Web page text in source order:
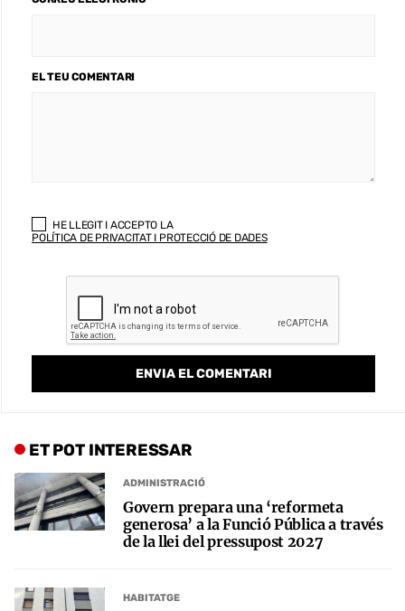
EL TEU COMENTARI
HE LLEGIT I ACCEPTO LA
POLÍTICA DE PRIVACITAT I PROTECCIÓ DE DADES
ET POT INTERESSAR
ADMINISTRACIÓ
Govern prepara una ‘reformeta
generosa’ a la Funció Pública a través
de la llei del pressupost 2027
HABITATGE